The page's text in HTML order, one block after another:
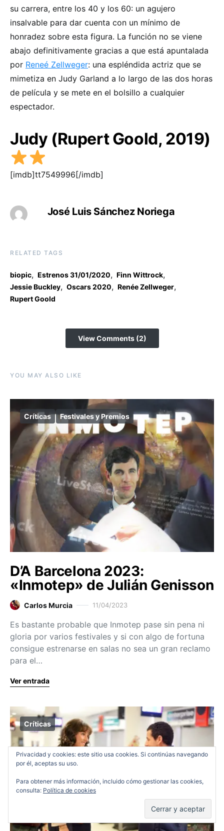
su carrera, entre los 40 y los 60: un agujero
insalvable para dar cuenta con un mínimo de
honradez sobre esta figura. La función no se viene
abajo definitivamente gracias a que está apuntalada
por Reneé Zellweger: una espléndida actriz que se
mimetiza en Judy Garland a lo largo de las dos horas
de película y se mete en el bolsillo a cualquier
espectador.
Judy (Rupert Goold, 2019)
[imdb]tt7549996[/imdb]
José Luis Sánchez Noriega
RELATED TAGS
biopic, Estrenos 31/01/2020, Finn Wittrock,
Jessie Buckley, Oscars 2020, Renée Zellweger,
Rupert Goold
View Comments (2)
YOU MAY ALSO LIKE
Críticas Festivales y Premios
D’A Barcelona 2023:
«Inmotep» de Julián Genisson
Carlos Murcia 11/04/2023
Es bastante probable que Inmotep pase sin pena ni
gloria por varios festivales y si con algo de fortuna
consigue estrenarse en salas no sea un gran reclamo
para el…
Ver entrada
Críticas
Privacidad y cookies: este sitio usa cookies. Si continúas navegando
por él, aceptas su uso.
Para obtener más información, incluido cómo gestionar las cookies,
consulta: Política de cookies